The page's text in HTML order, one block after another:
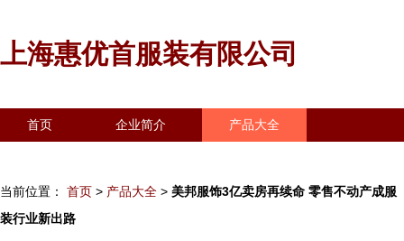
上海惠优首服装有限公司
首页 企业简介 产品大全
当前位置： 首页 > 产品大全 > 美邦服饰3亿卖房再续命 零售不动产成服
装行业新出路